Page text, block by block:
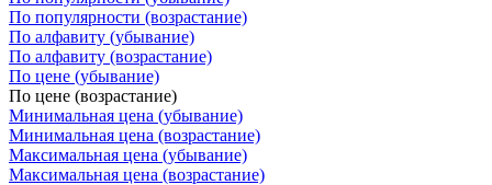
По популярности (возрастание)
По алфавиту (убывание)
По алфавиту (возрастание)
По цене (убывание)
По цене (возрастание)
Минимальная цена (убывание)
Минимальная цена (возрастание)
Максимальная цена (убывание)
Максимальная цена (возрастание)